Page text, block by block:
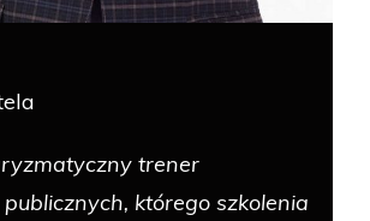
trener
którego szkolenia